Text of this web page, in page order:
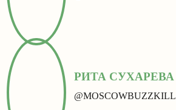
РИТА СУХАРЕВА
@MOSCOWBUZZKILL